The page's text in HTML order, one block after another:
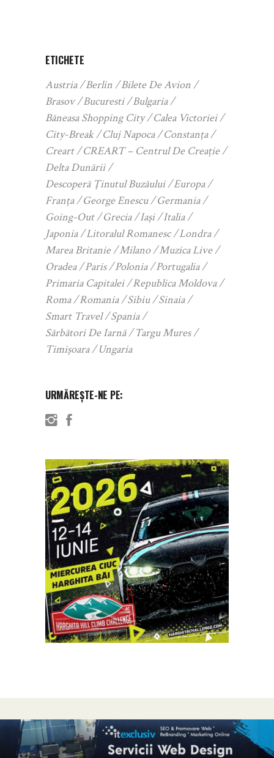
ETICHETE
Austria Berlin
Bilete De Avion
Brasov
Bucuresti
Bulgaria
Băneasa Shopping City
Calea Victoriei
City-Break
Cluj Napoca
Constanța
Creart
CREART – Centrul De Creație
Delta Dunării
Descoperă Ținutul Buzăului
Europa
Franța
George Enescu
Germania
Going-Out
Grecia Iași
Italia
Japonia
Litoralul Romanesc
Londra
Marea Britanie
Milano
Muzica Live
Oradea
Paris Polonia
Portugalia
Primaria Capitalei
Republica Moldova
Roma
Romania Sibiu
Sinaia
Smart Travel
Spania
Sărbători De Iarnă
Targu Mures
Timișoara
Ungaria
URMĂREȘTE-NE PE: